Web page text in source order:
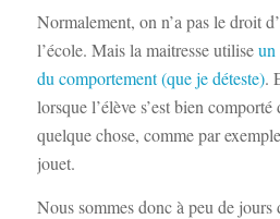
Normalement, on n’a pas le droit
l’école. Mais la maitresse utiliseun
du comportement (que je déteste).
lorsque l’élève s’est bien
quelque chose, comme par
jouet.
Nous sommes donc à peu de